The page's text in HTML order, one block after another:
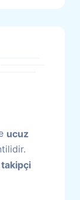
ucuz